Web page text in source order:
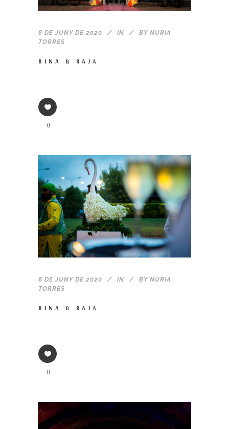
8 DE JUNY DE 2020 IN BY NURIA
TORRES
BINA & RAJA
0
8 DE JUNY DE 2020 IN BY NURIA
TORRES
BINA & RAJA
0